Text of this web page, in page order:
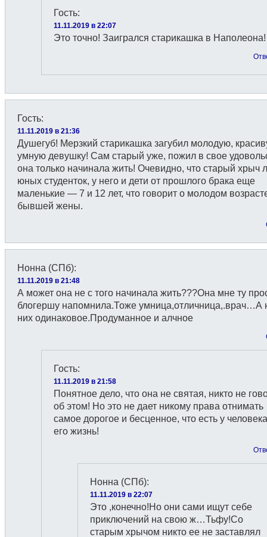
Гость:
11.11.2019 в 22:07
Это точно! Заигрался старикашка в Наполеона!
Гость:
11.11.2019 в 21:36
Душегуб! Мерзкий старикашка загубил молодую,
умную девушку! Сам старый уже, пожил в свое
она только начинала жить! Очевидно, что старый хрыч
юных студенток, у него и дети от прошлого брака еще
маленькие — 7 и 12 лет, что говорит о молодом
бывшей жены.
Нонна (СПб):
11.11.2019 в 21:48
А может она не с того начинала жить???Она мне ту
блогершу напомнила.Тоже умница,отличница,.врач…А
них одинаковое.Продуманное и алчное
Гость:
11.11.2019 в 21:58
Понятное дело, что она не святая, никто не
об этом! Но это не дает никому права отнимать
самое дорогое и бесценное, что есть у
его жизнь!
Нонна (СПб):
11.11.2019 в 22:07
Это ,конечно!Но они сами ищут себе
приключений на свою ж…Тьфу!Со
старым хрычом никто ее не заставлял